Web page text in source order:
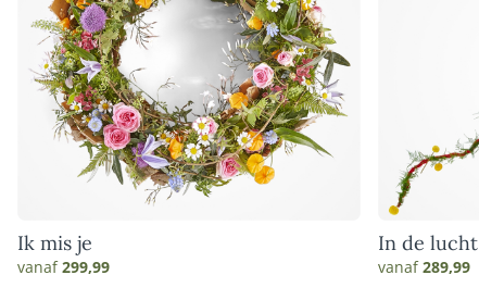
Ik mis je
vanaf299,99
In de lucht
vanaf289,99